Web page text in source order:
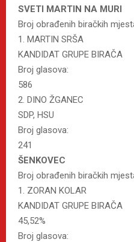
SVETI MARTIN NA MURI
Broj obrađenih biračkih
1. MARTIN SRŠA
KANDIDAT GRUPE BIRAČA
Broj glasova:
586
2. DINO ŽGANEC
SDP, HSU
Broj glasova:
241
ŠENKOVEC
Broj obrađenih biračkih
1. ZORAN KOLAR
KANDIDAT GRUPE BIRAČA
45,52%
Broj glasova: